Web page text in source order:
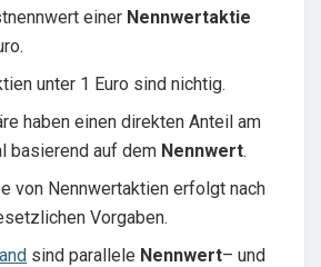
einer Nennwertaktie
unter 1 Euro sind nichtig.
haben einen direkten Anteil am
basierend auf dem Nennwert.
von Nennwertaktien erfolgt nach
Vorgaben.
sind parallele Nennwert– und